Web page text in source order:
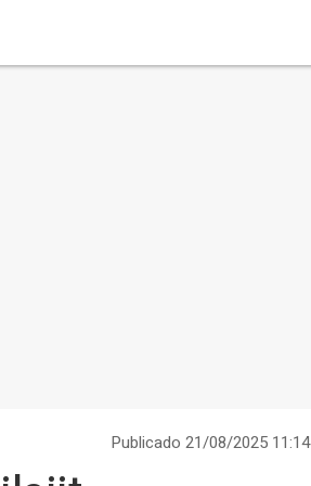
Publicado 21/08/2025 11:14